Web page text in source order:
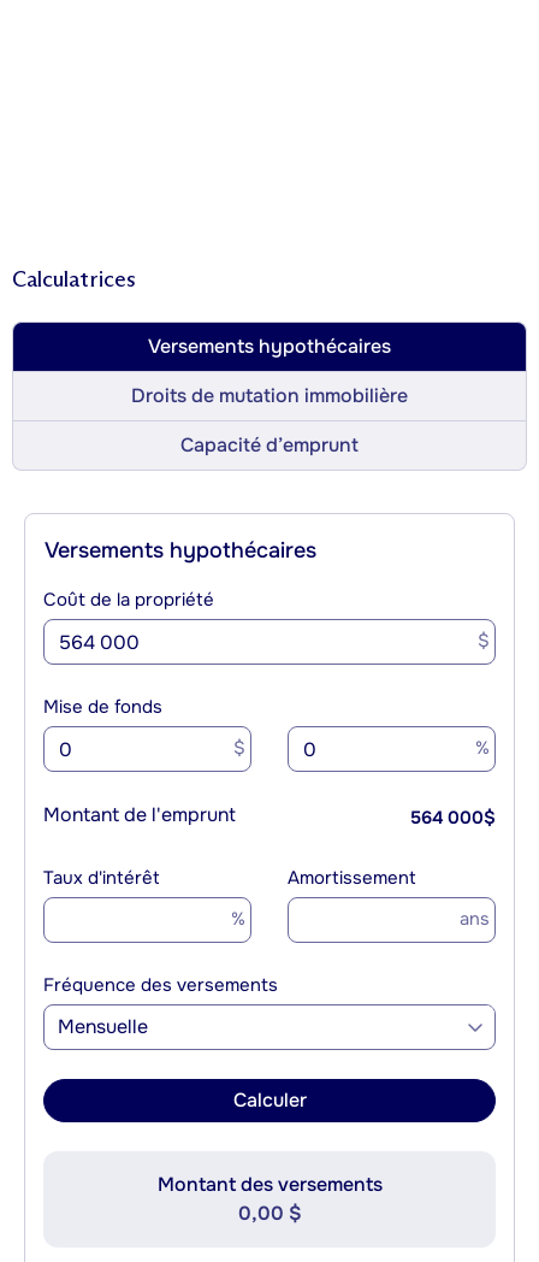
Calculatrices
Versements hypothécaires
Droits de mutation immobilière
Capacité d’emprunt
Versements hypothécaires
Coût de la propriété
$
Mise de fonds
$ %
Montant de l'emprunt 564 000$
Taux d'intérêt
%
Amortissement
ans
Fréquence des versements
Mensuelle
Calculer
Montant des versements
0,00 $